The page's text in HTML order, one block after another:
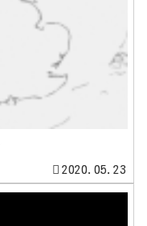
2020.05.23